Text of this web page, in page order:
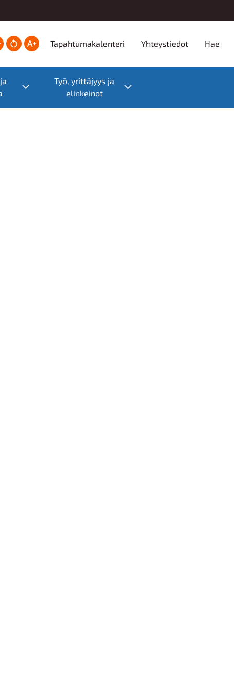
Tapahtumakalenteri Yhteystiedot Hae
Toggle submenu
Työ, yrittäjyys ja
elinkeinot
Toggle submenu